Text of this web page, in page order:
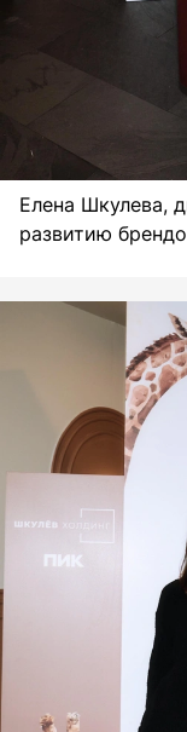
Елена Шкулева,
развитию